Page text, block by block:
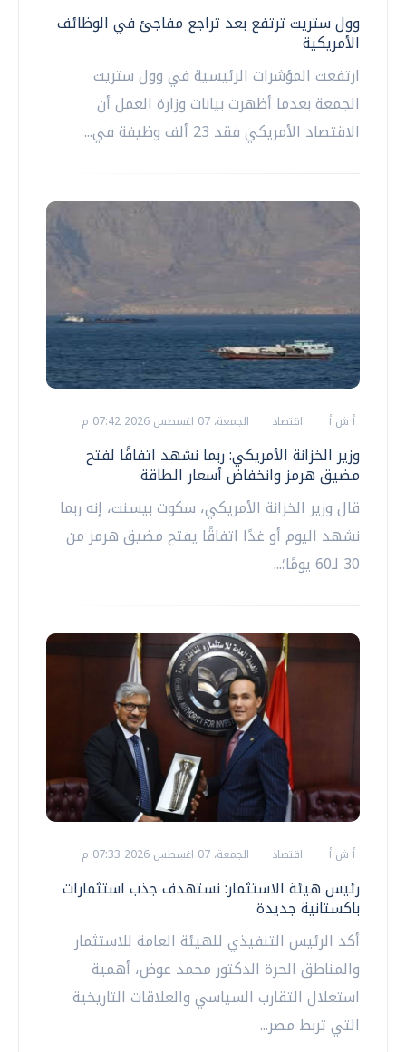
وول ستريت ترتفع بعد تراجع مفاجئ في الوظائف
الأمريكية
ارتفعت المؤشرات الرئيسية في وول ستريت
الجمعة بعدما أظهرت بيانات وزارة العمل أن
الاقتصاد الأمريكي فقد 23 ألف وظيفة في...
أ ش أ اقتصاد الجمعة، 07 اغسطس 2026 07:42 م
وزير الخزانة الأمريكي: ربما نشهد اتفاقًا لفتح
مضيق هرمز وانخفاض أسعار الطاقة
قال وزير الخزانة الأمريكي، سكوت بيسنت، إنه ربما
نشهد اليوم أو غدًا اتفاقًا يفتح مضيق هرمز من
30 لـ60 يومًا؛...
أ ش أ اقتصاد الجمعة، 07 اغسطس 2026 07:33 م
رئيس هيئة الاستثمار: نستهدف جذب استثمارات
باكستانية جديدة
أكد الرئيس التنفيذي للهيئة العامة للاستثمار
والمناطق الحرة الدكتور محمد عوض، أهمية
استغلال التقارب السياسي والعلاقات التاريخية
التي تربط مصر...